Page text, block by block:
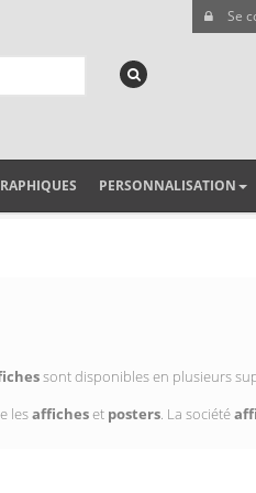
Se
PERSONNALISATION
sont disponibles en plusieurs
lesafficheset posters. La société